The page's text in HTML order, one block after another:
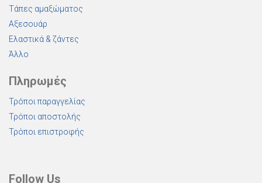
Τάπες αμαξώματος
Αξεσουάρ
Ελαστικά & ζάντες
Άλλο
Πληρωμές
Τρόποι παραγγελίας
Τρόποι αποστολής
Τρόποι επιστροφής
Follow Us